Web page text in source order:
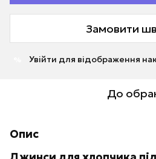
Замовити
Увійти для відображення
До
Опис